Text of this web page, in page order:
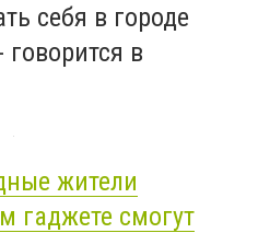
себя в городе
в
жители
гаджете смогут